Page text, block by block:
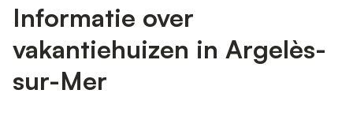
Informatie over
vakantiehuizen in Argelès-
sur-Mer